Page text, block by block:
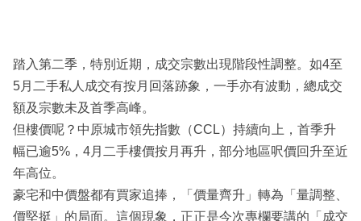
踏入第二季，特別近期，成交宗數出現階段性調整。如4至
5月二手私人成交有按月回落跡象，一手亦有波動，總成交
額及宗數未及首季高峰。
但樓價呢？中原城市領先指數（CCL）持續向上，首季升
幅已逾5%，4月二手樓價按月再升，部分地區呎價回升至近
年高位。
豪宅和中價盤都有買家追捧，「價量齊升」轉為「量調整、
價堅挺」的局面。這個現象，正正是今次專欄要講的「成交